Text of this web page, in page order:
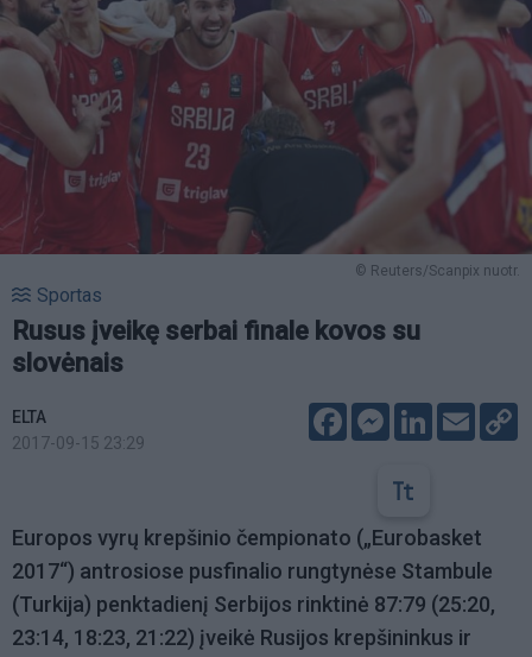
© Reuters/Scanpix nuotr.
Sportas
Rusus įveikę serbai finale kovos su
slovėnais
ELTA
2017-09-15 23:29
FacebookMessenger
LinkedIn
Email
Europos vyrų krepšinio čempionato („Eurobasket
2017“) antrosiose pusfinalio rungtynėse Stambule
(Turkija) penktadienį Serbijos rinktinė 87:79 (25:20,
23:14, 18:23, 21:22) įveikė Rusijos krepšininkus ir